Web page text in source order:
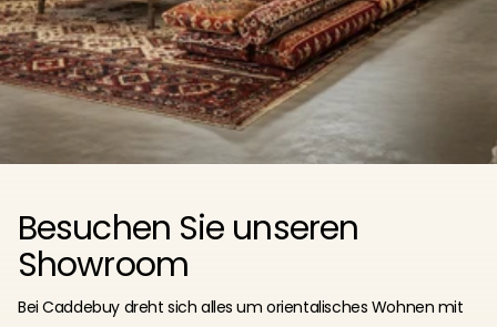
Besuchen Sie unseren
Showroom
Bei Caddebuy dreht sich alles um orientalisches Wohnen mit